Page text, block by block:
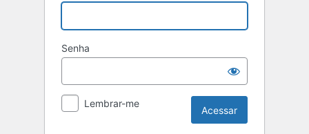
Senha
Lembrar-me